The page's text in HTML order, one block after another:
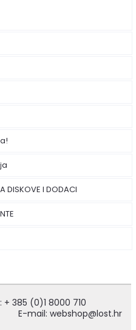
DISKOVE I DODACI
+ 385 (0)1 8000 710
E-mail: webshop@lost.hr